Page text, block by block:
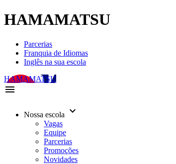
HAMAMATSU
Parcerias
Franquia de Idiomas
Inglês na sua escola
HAMAMATSU
menu
Nossa escola keyboard_arrow_down
Vagas
Equipe
Parcerias
Promoções
Novidades